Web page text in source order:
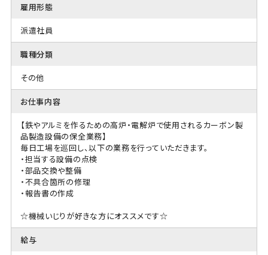
雇用形態
派遣社員
職種分類
その他
お仕事内容
【鉄やアルミを作るための高炉・電解炉で使用されるカーボン製
品製造設備の保全業務】
毎日工場を巡回し、以下の業務を行っていただきます。
・担当する設備の点検
・部品交換や整備
・不具合箇所の修理
・報告書の作成
☆機械いじりが好きな方にオススメです☆
給与